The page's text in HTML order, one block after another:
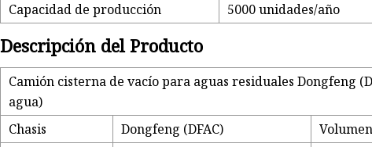
Capacidad de producción
5000 unidades/año
Descripción del Producto
Camión cisterna de vacío para aguas residuales Dongfeng
agua)
Chasis
Dongfeng (DFAC)